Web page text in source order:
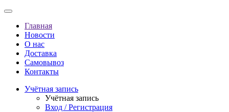
Главная
Новости
О нас
Доставка
Самовывоз
Контакты
Учётная запись
Учётная запись
Вход / Регистрация